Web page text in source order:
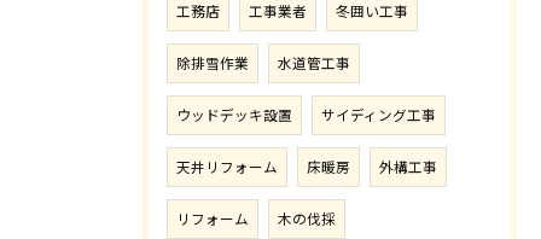
工務店 工事業者 冬囲い工事
除排雪作業 水道管工事
ウッドデッキ設置 サイディング工事
天井リフォーム 床暖房 外構工事
リフォーム 木の伐採